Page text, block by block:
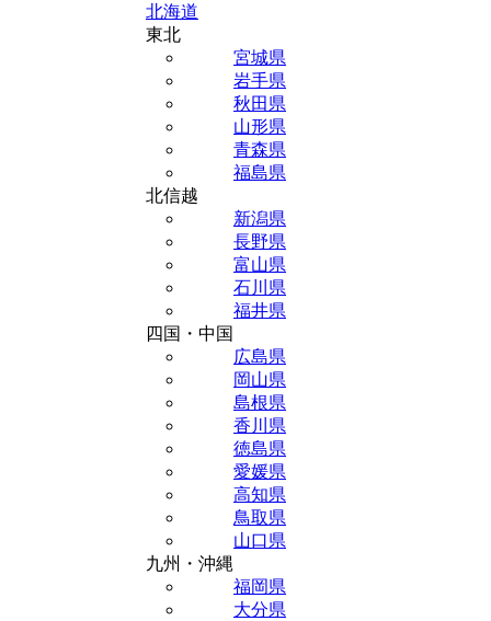
北海道
東北
宮城県
岩手県
秋田県
山形県
青森県
福島県
北信越
新潟県
長野県
富山県
石川県
福井県
四国・中国
広島県
岡山県
島根県
香川県
徳島県
愛媛県
高知県
鳥取県
山口県
九州・沖縄
福岡県
大分県